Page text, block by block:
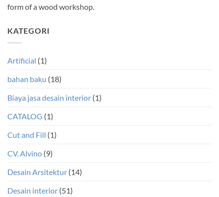
form of a wood workshop.
KATEGORI
Artificial (1)
bahan baku (18)
Biaya jasa desain interior (1)
CATALOG (1)
Cut and Fill (1)
CV. Alvino (9)
Desain Arsitektur (14)
Desain interior (51)